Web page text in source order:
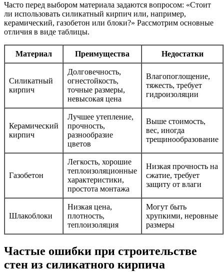
Часто перед выбором материала задаются вопросом: «Стоит
ли использовать силикатный кирпич или, например,
керамический, газобетон или блоки?» Рассмотрим основные
отличия в виде таблицы.
Материал Преимущества Недостатки
Силикатный
кирпич
Долговечность,
огнестойкость,
точные размеры,
невысокая цена
Влагопоглощение,
тяжесть, требует
гидроизоляции
Керамический
кирпич
Лучшее утепление,
прочность,
разнообразие
цветов
Выше стоимость,
вес, иногда
трещинообразование
Газобетон
Легкость, хорошие
теплоизоляционные
характеристики,
простота монтажа
Низкая прочность на
сжатие, требует
защиту от влаги
Шлакоблоки
Низкая цена,
плотность,
теплоизоляция
Могут быть
хрупкими, неровные
размеры
Частые ошибки при строительстве
стен из силикатного кирпича